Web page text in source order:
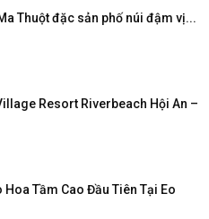
Thuột đặc sản phố núi đậm vị...
Resort Riverbeach Hội An –
Hoa Tầm Cao Đầu Tiên Tại Eo